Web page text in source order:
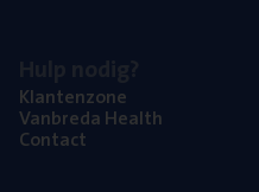
Klan­ten­zo­ne
Van­b­re­da Health
Con­tact